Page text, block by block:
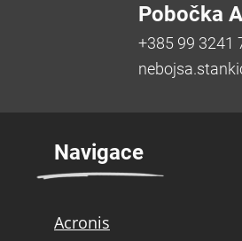
Pobočka
+385 99 3241
Navigace
Acronis